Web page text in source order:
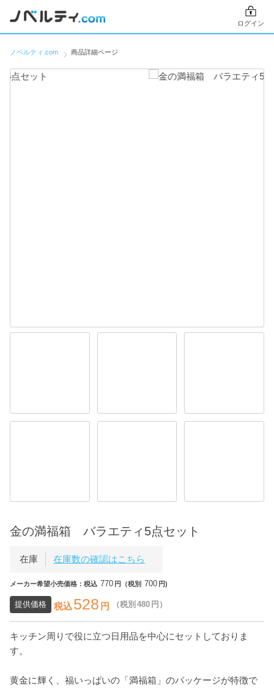
ログイン
ノベルティ.com 商品詳細ページ
金の満福箱 バラエティ5点セット
在庫 在庫数の確認はこちら
メーカー希望小売価格：税込 770 円（税別 700 円)
提供価格 税込528 円 （税別 480 円）
キッチン周りで役に立つ日用品を中心にセットしておりま
す。
黄金に輝く、福いっぱいの「満福箱」のパッケージが特徴で